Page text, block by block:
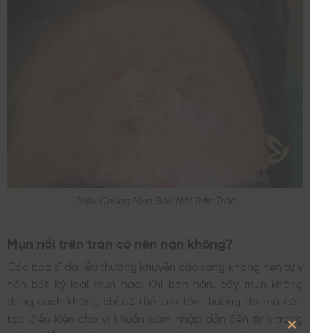
Triệu Chứng Mụn Bọc Nổi Trên Trán
Mụn nổi trên trán có nên nặn không?
Các bác sĩ da liễu thường khuyến cáo rằng không nên tự ý
nặn bất kỳ loại mụn nào. Khi bạn nặn, cậy mụn không
đúng cách không chỉ có thể làm tổn thương da mà còn
tạo điều kiện cho vi khuẩn xâm nhập dẫn đến tình trạng